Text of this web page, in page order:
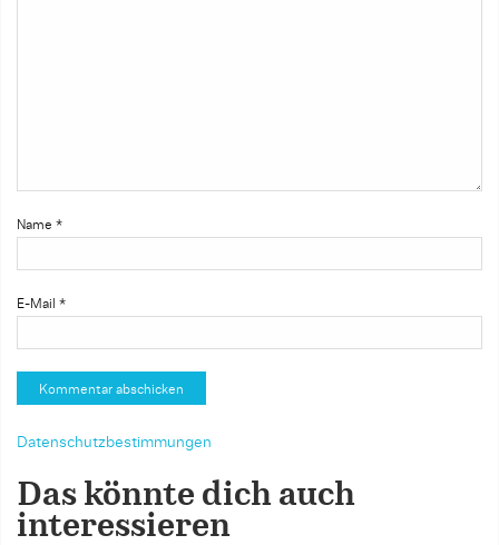
Name *
E-Mail *
Datenschutzbestimmungen
Das könnte dich auch
interessieren